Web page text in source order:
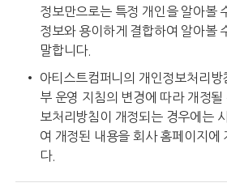
정보만으로는 특정 개인을 알아볼
정보와 용이하게 결합하여 알아볼
말합니다.
• 아티스트컴퍼니의 개인정보처리방
부 운영 지침의 변경에 따라 개정
보처리방침이 개정되는 경우에는
여 개정된 내용을 회사 홈페이지에
다.